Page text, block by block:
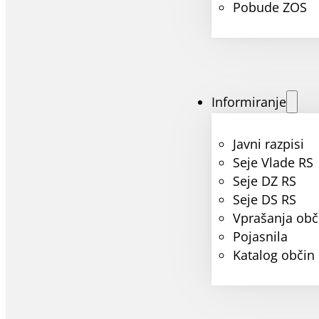
Pobude ZOS
Informiranje
Javni razpisi
Seje Vlade RS
Seje DZ RS
Seje DS RS
Vprašanja
Pojasnila
Katalog občin